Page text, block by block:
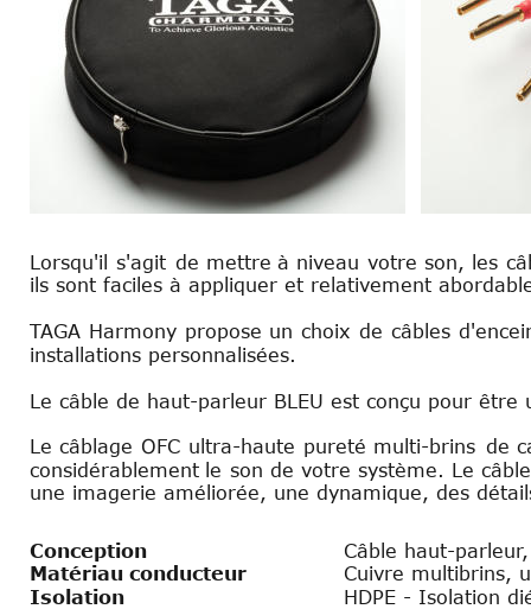
Lorsqu'il s'agit de mettre à niveau votre son, les
ils sont faciles à appliquer et relativement
TAGA Harmony propose un choix de câbles
installations personnalisées.
Le câble de haut-parleur BLEU est conçu pour
Le câblage OFC ultra-haute pureté multi-brins de
considérablement le son de votre système. Le câble
une imagerie améliorée, une dynamique, des
Conception
Câble haut-
Matériau conducteur
Cuivre multibrins,
Isolation
HDPE - Isolation